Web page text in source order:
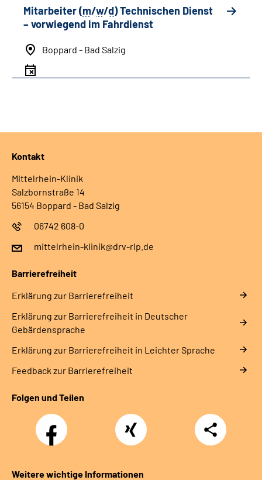
Mitarbeiter (m/w/d) Technischen Dienst
– vorwiegend im Fahrdienst
Boppard - Bad Salzig
Kontakt
Mittelrhein-Klinik
Salzbornstraße 14
56154 Boppard - Bad Salzig
06742 608-0
mittelrhein-klinik@drv-rlp.de
Barrierefreiheit
Erklärung zur Barrierefreiheit
Erklärung zur Barrierefreiheit in Deutscher
Gebärdensprache
Erklärung zur Barrierefreiheit in Leichter Sprache
Feedback zur Barrierefreiheit
Folgen und Teilen
Facebook Xing
Teilen
Weitere wichtige Informationen